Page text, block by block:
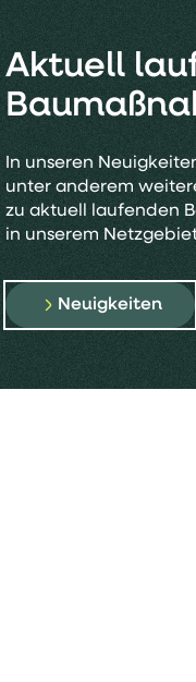
Aktuell
In unseren
unter anderem
zu aktuell laufenden
in unserem
Neuigkeiten